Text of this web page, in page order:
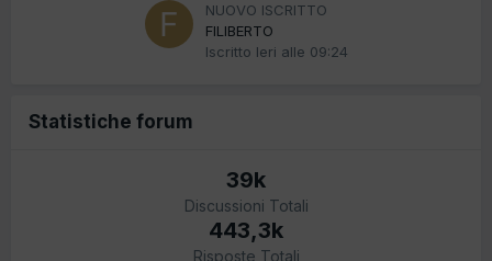
NUOVO ISCRITTO
FILIBERTO
Iscritto Ieri alle 09:24
Statistiche forum
39k
Discussioni Totali
443,3k
Risposte Totali